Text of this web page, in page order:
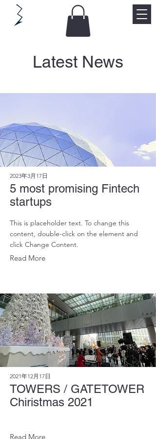
Latest News
2023年3月17日
5 most promising Fintech
startups
This is placeholder text. To change this
content, double-click on the element and
click Change Content.
Read More
2021年12月17日
TOWERS / GATETOWER
Chiristmas 2021
Read More